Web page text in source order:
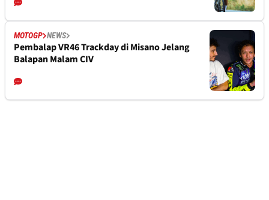
MOTOGP NEWS
Pembalap VR46 Trackday di Misano Jelang
Balapan Malam CIV